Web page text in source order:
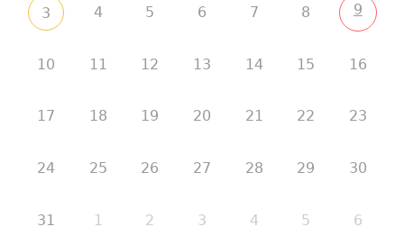
3 4 5 6 7 8 9
10 11 12 13 14 15 16
17 18 19 20 21 22 23
24 25 26 27 28 29 30
31 1 2 3 4 5 6